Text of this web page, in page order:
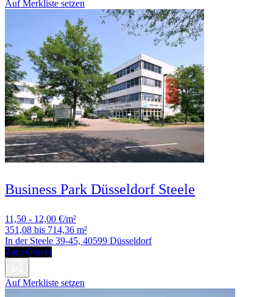
Auf Merkliste setzen
Business Park Düsseldorf Steele
11,50 - 12,00 €/m²
351,08 bis 714,36 m²
In der Steele 39-45, 40599 Düsseldorf
Zum Objekt
Auf Merkliste setzen